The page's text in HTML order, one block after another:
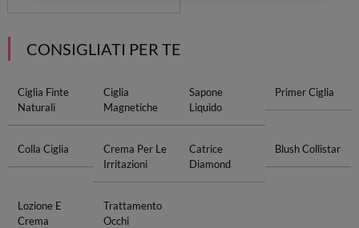
CONSIGLIATI PER TE
Ciglia Finte
Naturali
Ciglia
Magnetiche
Sapone
Liquido
Primer Ciglia
Colla Ciglia
Crema Per Le
Irritazioni
Catrice
Diamond
Blush Collistar
Lozione E
Crema
Trattamento
Occhi